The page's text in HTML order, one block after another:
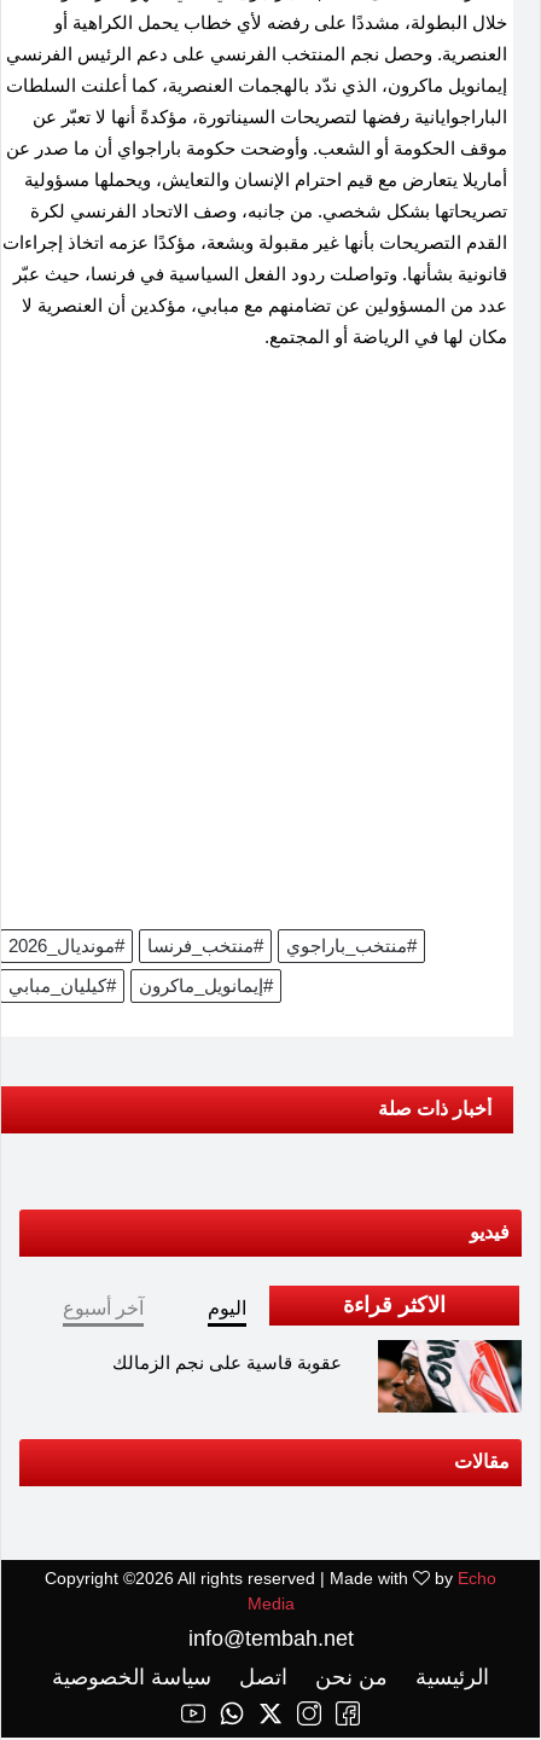
خلال البطولة، مشددًا على رفضه لأي خطاب يحمل الكراهية أو
العنصرية. وحصل نجم المنتخب الفرنسي على دعم الرئيس الفرنسي
إيمانويل ماكرون، الذي ندّد بالهجمات العنصرية، كما أعلنت السلطات
الباراجوايانية رفضها لتصريحات السيناتورة، مؤكدةً أنها لا تعبّر عن
موقف الحكومة أو الشعب. وأوضحت حكومة باراجواي أن ما صدر عن
أماريلا يتعارض مع قيم احترام الإنسان والتعايش، ويحملها مسؤولية
تصريحاتها بشكل شخصي. من جانبه، وصف الاتحاد الفرنسي لكرة
القدم التصريحات بأنها غير مقبولة وبشعة، مؤكدًا عزمه اتخاذ إجراءات
قانونية بشأنها. وتواصلت ردود الفعل السياسية في فرنسا، حيث عبّر
عدد من المسؤولين عن تضامنهم مع مبابي، مؤكدين أن العنصرية لا
مكان لها في الرياضة أو المجتمع.
#مونديال_2026 #منتخب_فرنسا
#منتخب_باراجوي
#كيليان_مبابي
#إيمانويل_ماكرون
أخبار ذات صلة
فيديو
الاكثر قراءة اليوم آخر أسبوع
عقوبة قاسية على نجم الزمالك
مقالات
Copyright ©2026 All rights reserved | Made with by Echo
Media
info@tembah.net
الرئيسية
من نحن اتصل سياسة الخصوصية